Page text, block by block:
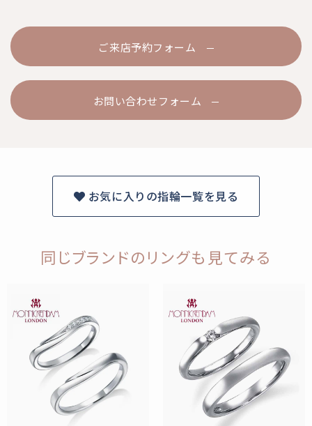
ご来店予約フォーム
お問い合わせフォーム
お気に入りの指輪一覧を見る
同じブランドのリングも見てみる